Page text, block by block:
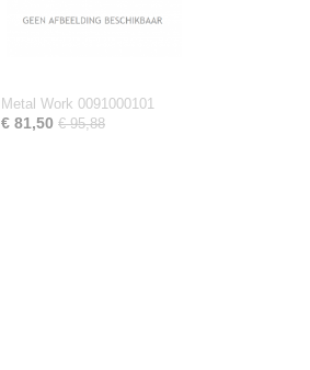
Metal Work 0091000101
€ 81,50 € 95,88